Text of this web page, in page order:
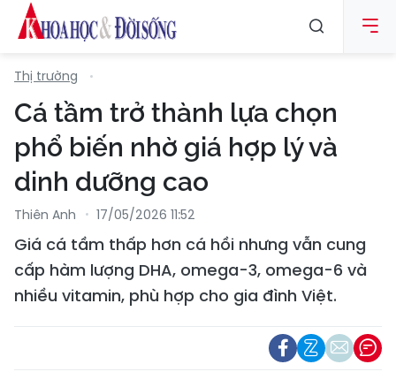
Thị trường
Cá tầm trở thành lựa chọn
phổ biến nhờ giá hợp lý và
dinh dưỡng cao
Thiên Anh 17/05/2026 11:52
Giá cá tầm thấp hơn cá hồi nhưng vẫn cung
cấp hàm lượng DHA, omega-3, omega-6 và
nhiều vitamin, phù hợp cho gia đình Việt.